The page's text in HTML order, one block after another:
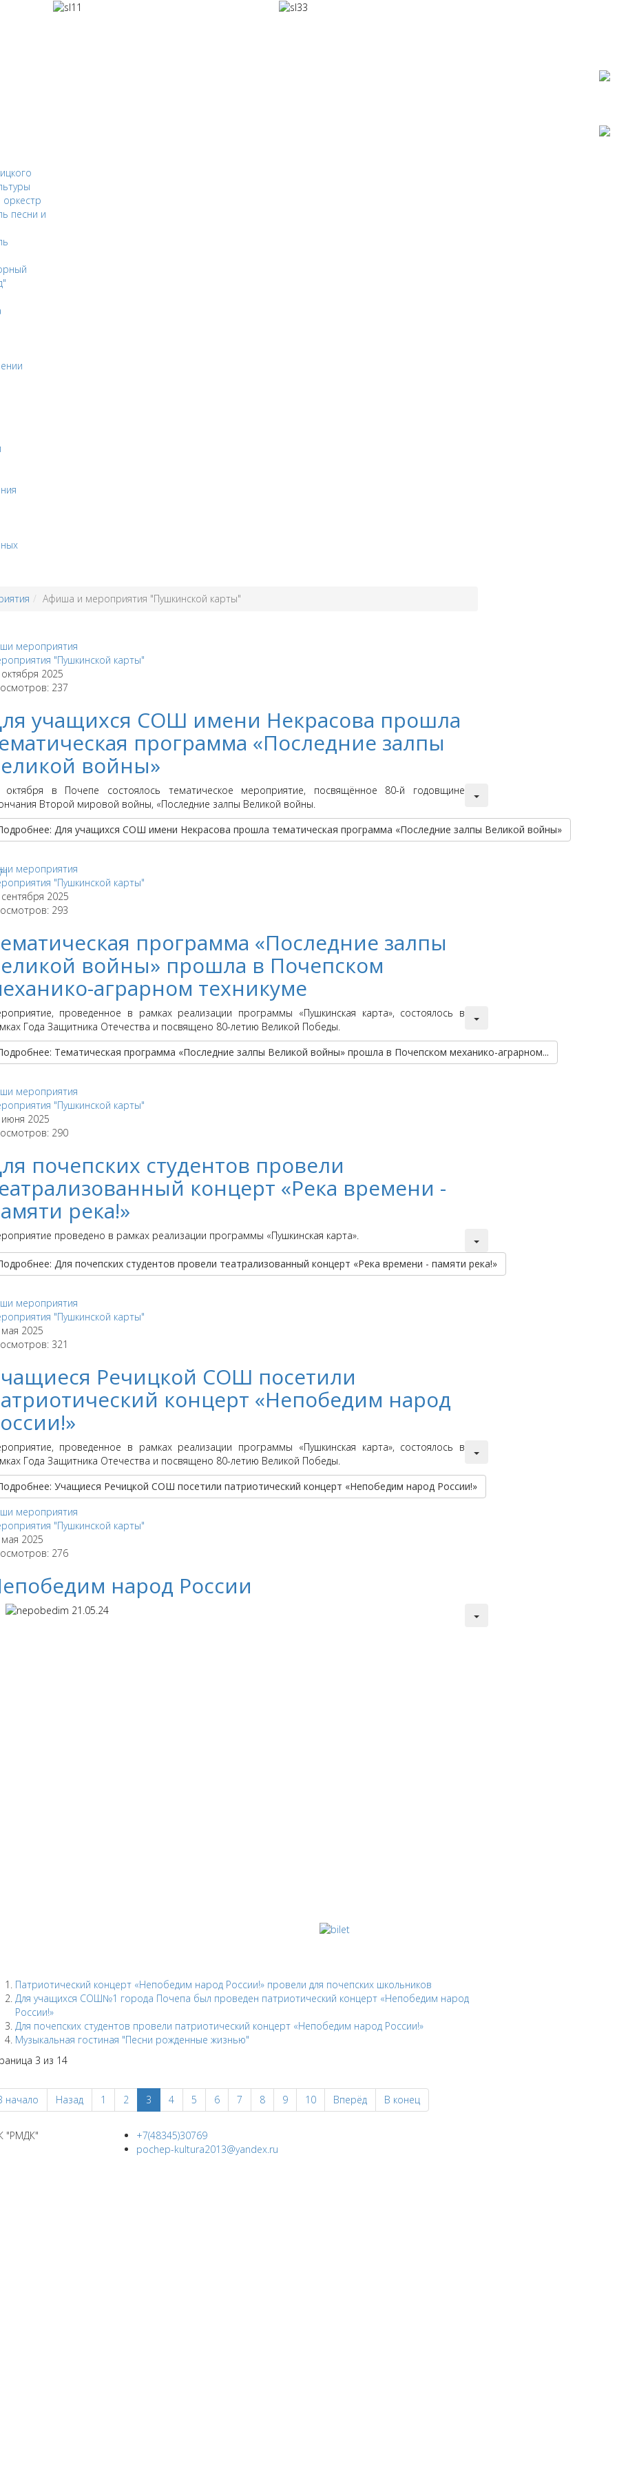
песни и
Афиша и мероприятия "Пушкинской карты"
мероприятия
"Пушкинской карты"
2025
237
учащихся СОШ имени Некрасова прошла
программа «Последние залпы
войны»
октября в Почепе состоялось тематическое мероприятие, посвящённое 80-й годовщине
Второй мировой войны, «Последние залпы Великой войны.
Для учащихся СОШ имени Некрасова прошла тематическая программа «Последние залпы Великой войны»
мероприятия
"Пушкинской карты"
2025
293
программа «Последние залпы
войны» прошла в Почепском
аграрном техникуме
проведенное в рамках реализации программы «Пушкинская карта», состоялось в
Года Защитника Отечества и посвящено 80-летию Великой Победы.
Тематическая программа «Последние залпы Великой войны» прошла в Почепском механико-аграрном...
мероприятия
"Пушкинской карты"
2025
290
почепских студентов провели
концерт «Река времени -
река!»
проведено в рамках реализации программы «Пушкинская карта».
Для почепских студентов провели театрализованный концерт «Река времени - памяти река!»
мероприятия
"Пушкинской карты"
2025
321
Речицкой СОШ посетили
концерт «Непобедим народ
проведенное в рамках реализации программы «Пушкинская карта», состоялось в
Года Защитника Отечества и посвящено 80-летию Великой Победы.
Учащиеся Речицкой СОШ посетили патриотический концерт «Непобедим народ России!»
мероприятия
"Пушкинской карты"
2025
276
народ России
Патриотический концерт «Непобедим народ России!» провели для почепских школьников
Для учащихся СОШ№1 города Почепа был проведен патриотический концерт «Непобедим народ
России!»
Для почепских студентов провели патриотический концерт «Непобедим народ России!»
Музыкальная гостиная "Песни рожденные жизнью"
3 из 14
начало Назад 1 2 3 4 5 6 7 8 9 10 Вперёд В конец
"РМДК"
+7(48345)30769
pochep-kultura2013@yandex.ru